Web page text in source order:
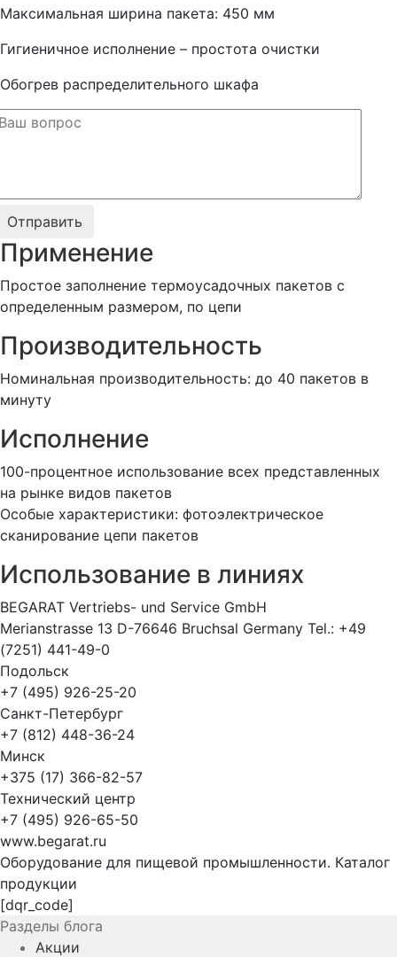
Максимальная ширина пакета: 450 мм
Гигиеничное исполнение – простота очистки
Обогрев распределительного шкафа
Применение
Простое заполнение термоусадочных пакетов с
определенным размером, по цепи
Производительность
Номинальная производительность: до 40 пакетов в
минуту
Исполнение
100-процентное использование всех представленных
на рынке видов пакетов
Особые характеристики: фотоэлектрическое
сканирование цепи пакетов
Использование в линиях
BEGARAT Vertriebs- und Service GmbH
Merianstrasse 13 D-76646 Bruchsal Germany Tel.: +49
(7251) 441-49-0
Подольск
+7 (495) 926-25-20
Санкт-Петербург
+7 (812) 448-36-24
Минск
+375 (17) 366-82-57
Технический центр
+7 (495) 926-65-50
www.begarat.ru
Оборудование для пищевой промышленности. Каталог
продукции
[dqr_code]
Разделы блога
Акции